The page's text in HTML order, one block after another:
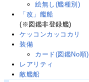
絵無し(艦種別)
「改」艦船
(※図鑑非登録艦)
ケッコンカッコカリ
装備
カード(図鑑No順)
レアリティ
敵艦船